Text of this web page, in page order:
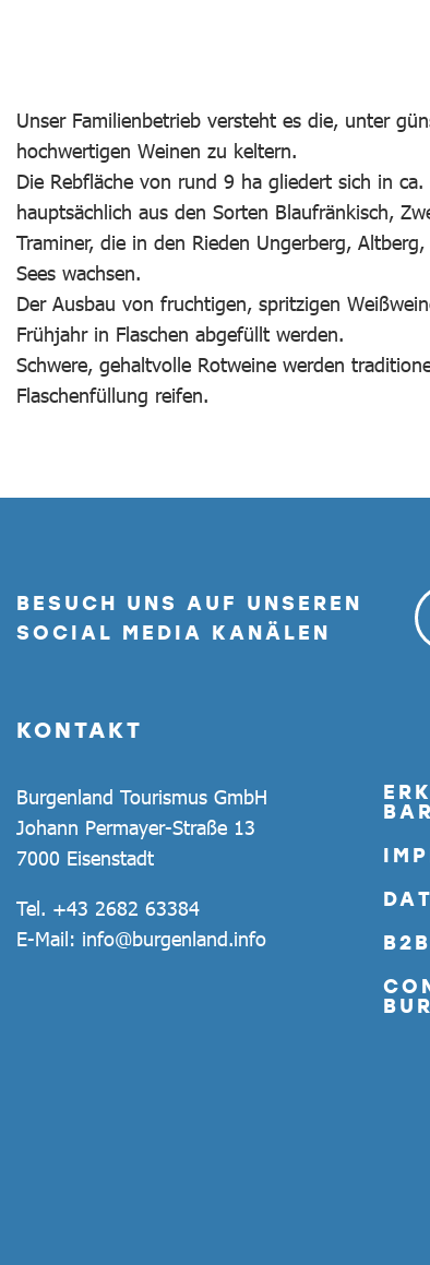
Unser Familienbetrieb versteht es die, unter
hochwertigen Weinen zu keltern.
Die Rebfläche von rund 9 ha gliedert sich in
hauptsächlich aus den Sorten Blaufränkisch,
Traminer, die in den Rieden Ungerberg,
Sees wachsen.
Der Ausbau von fruchtigen, spritzigen
Frühjahr in Flaschen abgefüllt werden.
Schwere, gehaltvolle Rotweine werden
Flaschenfüllung reifen.
BESUCH UNS AUF UNSEREN
SOCIAL MEDIA KANÄLEN
KONTAKT
Burgenland Tourismus GmbH
Johann Permayer-Straße 13
7000 Eisenstadt
Tel. +43 2682 63384
E-Mail: info@burgenland.info
B2B